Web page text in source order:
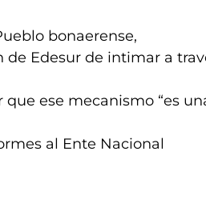
bonaerense,
de Edesur de intimar a
ese mecanismo “es
al Ente Nacional